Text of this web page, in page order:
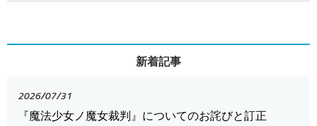
新着記事
2026/07/31
『魔法少女ノ魔女裁判』についてのお詫びと訂正